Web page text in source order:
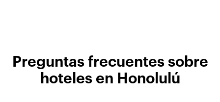
Preguntas frecuentes sobre
hoteles en Honolulú